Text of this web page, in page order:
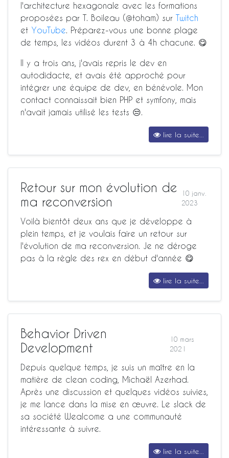
l'architecture hexagonale avec les formations
proposées par T. Boileau (@toham) sur Twitch
et YouTube. Préparez-vous une bonne plage
de temps, les vidéos durent 3 à 4h chacune. 😋
Il y a trois ans, j'avais repris le dev en
autodidacte, et avais été approché pour
intégrer une équipe de dev, en bénévole. Mon
contact connaissait bien PHP et symfony, mais
n'avait jamais utilisé les tests 😒.
lire la suite...
Retour sur mon évolution de
ma reconversion
10 janv.
2023
Voilà bientôt deux ans que je développe à
plein temps, et je voulais faire un retour sur
l'évolution de ma reconversion. Je ne déroge
pas à la règle des rex en début d'année 😋
lire la suite...
Behavior Driven
Development
10 mars
2021
Depuis quelque temps, je suis un maître en la
matière de clean coding, Michaël Azerhad.
Après une discussion et quelques vidéos suivies,
je me lance dans la mise en œuvre. Le slack de
sa société Wealcome a une communauté
intéressante à suivre.
lire la suite...